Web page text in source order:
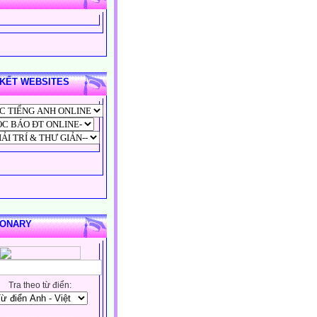
WEBSITES
Tra theo từ điển: